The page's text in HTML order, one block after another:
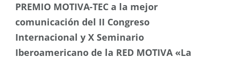
PREMIO MOTIVA-TEC a la mejor
comunicación del II Congreso
Internacional y X Seminario
Iberoamericano de la RED MOTIVA «La